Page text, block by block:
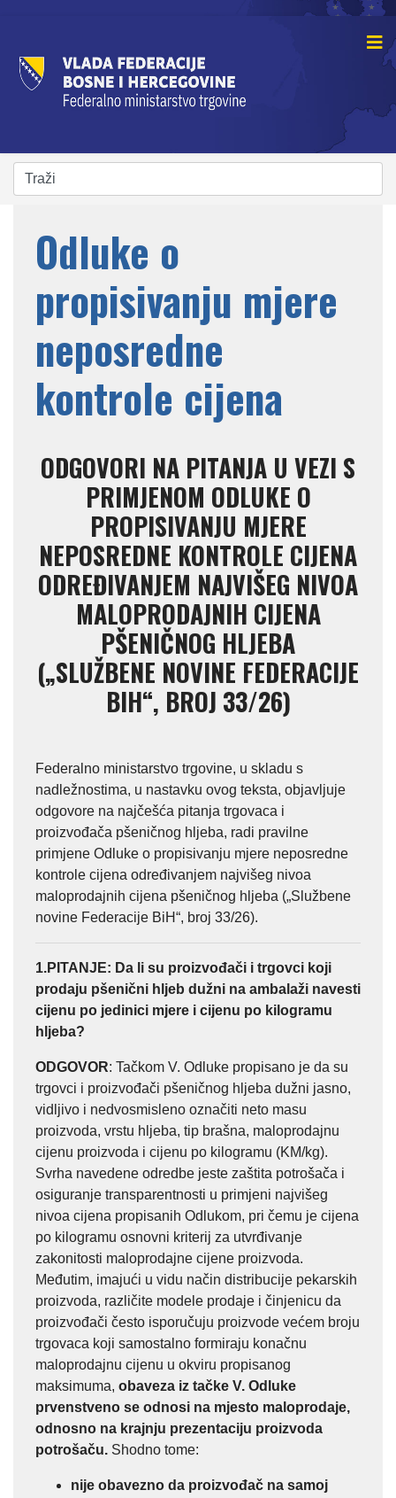
Odluke o
propisivanju mjere
neposredne
kontrole cijena
ODGOVORI NA PITANJA U VEZI S
PRIMJENOM ODLUKE O
PROPISIVANJU MJERE
NEPOSREDNE KONTROLE CIJENA
ODREĐIVANJEM NAJVIŠEG NIVOA
MALOPRODAJNIH CIJENA
PŠENIČNOG HLJEBA
(„SLUŽBENE NOVINE FEDERACIJE
BIH“, BROJ 33/26)
Federalno ministarstvo trgovine, u skladu s
nadležnostima, u nastavku ovog teksta, objavljuje
odgovore na najčešća pitanja trgovaca i
proizvođača pšeničnog hljeba, radi pravilne
primjene Odluke o propisivanju mjere neposredne
kontrole cijena određivanjem najvišeg nivoa
maloprodajnih cijena pšeničnog hljeba („Službene
novine Federacije BiH“, broj 33/26).
1.PITANJE: Da li su proizvođači i trgovci koji
prodaju pšenični hljeb dužni na ambalaži navesti
cijenu po jedinici mjere i cijenu po kilogramu
hljeba?
ODGOVOR: Tačkom V. Odluke propisano je da su
trgovci i proizvođači pšeničnog hljeba dužni jasno,
vidljivo i nedvosmisleno označiti neto masu
proizvoda, vrstu hljeba, tip brašna, maloprodajnu
cijenu proizvoda i cijenu po kilogramu (KM/kg).
Svrha navedene odredbe jeste zaštita potrošača i
osiguranje transparentnosti u primjeni najvišeg
nivoa cijena propisanih Odlukom, pri čemu je cijena
po kilogramu osnovni kriterij za utvrđivanje
zakonitosti maloprodajne cijene proizvoda.
Međutim, imajući u vidu način distribucije pekarskih
proizvoda, različite modele prodaje i činjenicu da
proizvođači često isporučuju proizvode većem broju
trgovaca koji samostalno formiraju konačnu
maloprodajnu cijenu u okviru propisanog
maksimuma, obaveza iz tačke V. Odluke
prvenstveno se odnosi na mjesto maloprodaje,
odnosno na krajnju prezentaciju proizvoda
potrošaču. Shodno tome:
nije obavezno da proizvođač na samoj